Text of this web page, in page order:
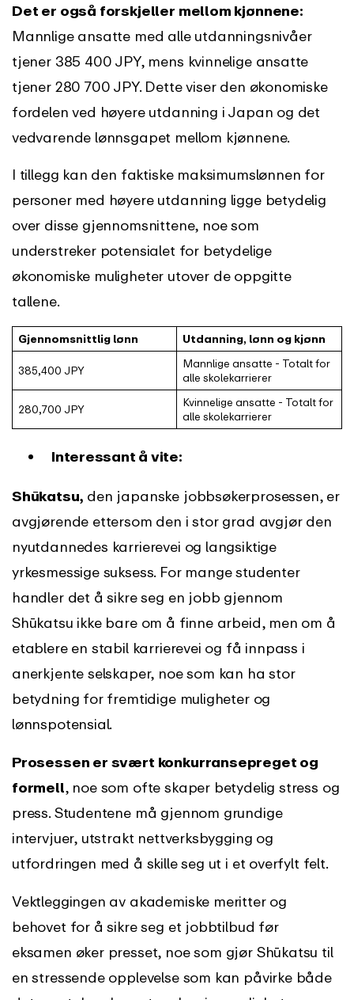
Det er også forskjeller mellom kjønnene:
Mannlige ansatte med alle utdanningsnivåer
tjener 385 400 JPY, mens kvinnelige ansatte
tjener 280 700 JPY. Dette viser den økonomiske
fordelen ved høyere utdanning i Japan og det
vedvarende lønnsgapet mellom kjønnene.
I tillegg kan den faktiske maksimumslønnen for
personer med høyere utdanning ligge betydelig
over disse gjennomsnittene, noe som
understreker potensialet for betydelige
økonomiske muligheter utover de oppgitte
tallene.
Gjennomsnittlig lønn Utdanning, lønn og kjønn
385,400 JPY
Mannlige ansatte - Totalt for
alle skolekarrierer
280,700 JPY
Kvinnelige ansatte - Totalt for
alle skolekarrierer
Interessant å vite:
Shūkatsu, den japanske jobbsøkerprosessen, er
avgjørende ettersom den i stor grad avgjør den
nyutdannedes karrierevei og langsiktige
yrkesmessige suksess. For mange studenter
handler det å sikre seg en jobb gjennom
Shūkatsu ikke bare om å finne arbeid, men om å
etablere en stabil karrierevei og få innpass i
anerkjente selskaper, noe som kan ha stor
betydning for fremtidige muligheter og
lønnspotensial.
Prosessen er svært konkurransepreget og
formell, noe som ofte skaper betydelig stress og
press. Studentene må gjennom grundige
intervjuer, utstrakt nettverksbygging og
utfordringen med å skille seg ut i et overfylt felt.
Vektleggingen av akademiske meritter og
behovet for å sikre seg et jobbtilbud før
eksamen øker presset, noe som gjør Shūkatsu til
en stressende opplevelse som kan påvirke både